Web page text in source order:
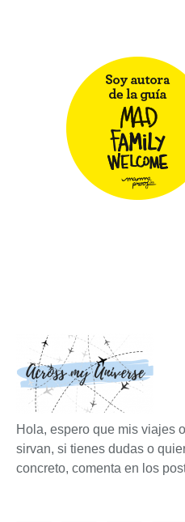
Hola, espero que mis viajes
sirvan, si tienes dudas o
concreto, comenta en los